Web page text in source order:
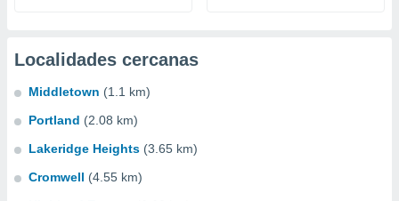
Localidades cercanas
Middletown (1.1 km)
Portland (2.08 km)
Lakeridge Heights (3.65 km)
Cromwell (4.55 km)